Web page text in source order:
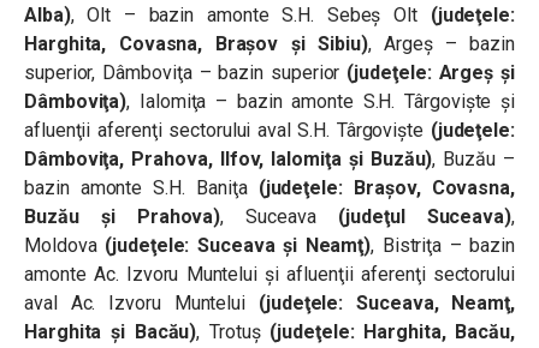
Alba), Olt – bazin amonte S.H. Sebeş Olt
(judeţele:
Harghita, Covasna, Braşov şi Sibiu), Argeș – bazin
superior, Dâmboviţa – bazin superior (judeţele: Argeș şi
Dâmboviţa), Ialomiţa – bazin amonte S.H. Târgovişte şi
afluenţii aferenţi sectorului aval S.H. Târgovişte (judeţele:
Dâmboviţa, Prahova, Ilfov, Ialomiţa şi Buzău), Buzău –
bazin amonte S.H. Baniţa (judeţele: Braşov, Covasna,
Buzău şi Prahova), Suceava (judeţul Suceava),
Moldova (judeţele: Suceava şi Neamţ), Bistriţa – bazin
amonte Ac. Izvoru Muntelui şi afluenţii aferenţi sectorului
aval Ac. Izvoru Muntelui
(judeţele: Suceava, Neamţ,
Harghita şi Bacău), Trotuş (judeţele: Harghita, Bacău,